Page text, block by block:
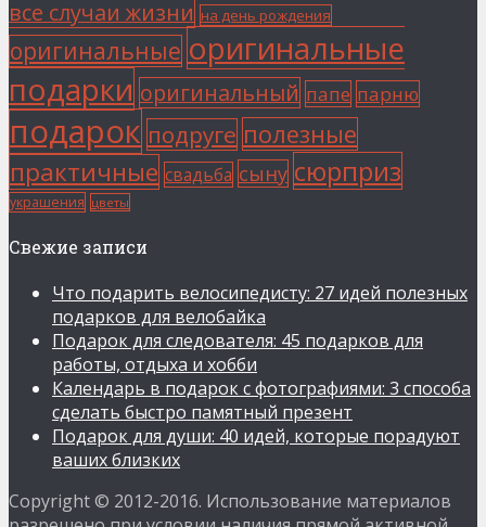
все случаи жизни на день рождения
оригинальные оригинальные
подарки оригинальный папе парню
подарок подруге полезные
практичные свадьба сыну сюрприз
украшения цветы
Свежие записи
Что подарить велосипедисту: 27 идей полезных
подарков для велобайка
Подарок для следователя: 45 подарков для
работы, отдыха и хобби
Календарь в подарок с фотографиями: 3 способа
сделать быстро памятный презент
Подарок для души: 40 идей, которые порадуют
ваших близких
Copyright © 2012-2016. Использование материалов